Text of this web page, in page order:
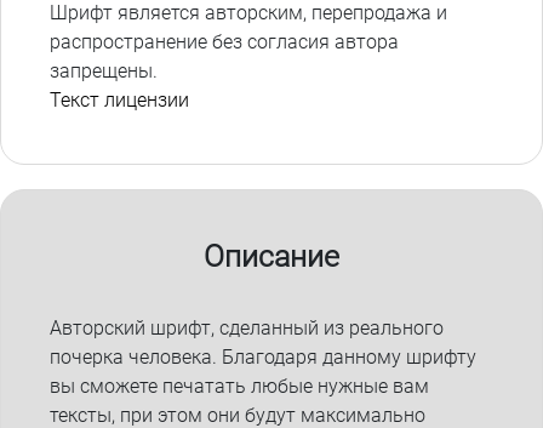
Шрифт является авторским, перепродажа и
распространение без согласия автора
запрещены.
Текст лицензии
Описание
Авторский шрифт, сделанный из реального
почерка человека. Благодаря данному шрифту
вы сможете печатать любые нужные вам
тексты, при этом они будут максимально